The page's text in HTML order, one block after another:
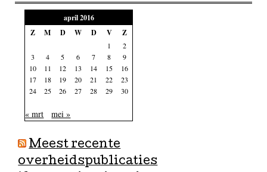
april 2016
Z
M D W D V Z
1
2
3
4 5 6 7 8
9
10
11 12 13 14 15
16
17
18 19 20 21 22
23
24
25 26 27 28 29 30
« mrt mei »
Meest recente
overheidspublicaties